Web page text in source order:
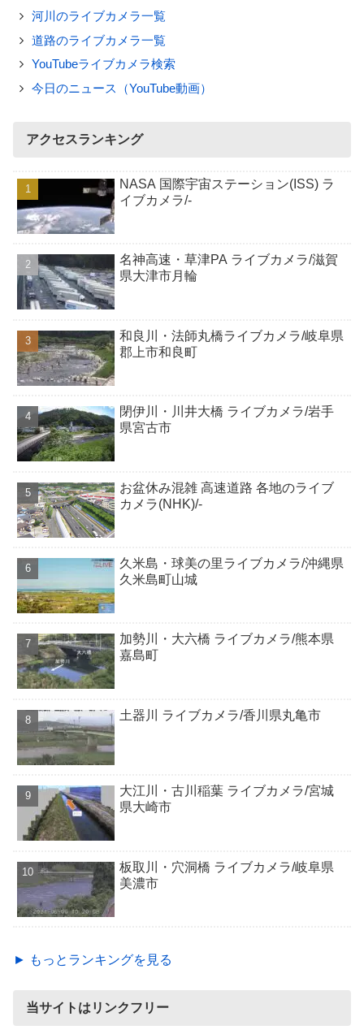
河川のライブカメラ一覧
道路のライブカメラ一覧
YouTubeライブカメラ検索
今日のニュース（YouTube動画）
アクセスランキング
NASA 国際宇宙ステーション(ISS) ラ
イブカメラ/-
名神高速・草津PA ライブカメラ/滋賀
県大津市月輪
和良川・法師丸橋ライブカメラ/岐阜県
郡上市和良町
閉伊川・川井大橋 ライブカメラ/岩手
県宮古市
お盆休み混雑 高速道路 各地のライブ
カメラ(NHK)/-
久米島・球美の里ライブカメラ/沖縄県
久米島町山城
加勢川・大六橋 ライブカメラ/熊本県
嘉島町
土器川 ライブカメラ/香川県丸亀市
大江川・古川稲葉 ライブカメラ/宮城
県大崎市
板取川・穴洞橋 ライブカメラ/岐阜県
美濃市
► もっとランキングを見る
当サイトはリンクフリー